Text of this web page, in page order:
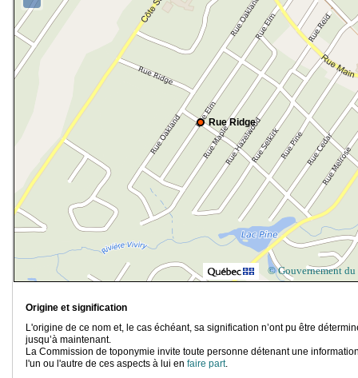
Rue Ridge
© Gouvernement du
Origine et signification
L'origine de ce nom et, le cas échéant, sa signification n’ont pu être
jusqu’à maintenant.
La Commission de toponymie invite toute personne détenant une
l'un ou l'autre de ces aspects à lui en faire part.